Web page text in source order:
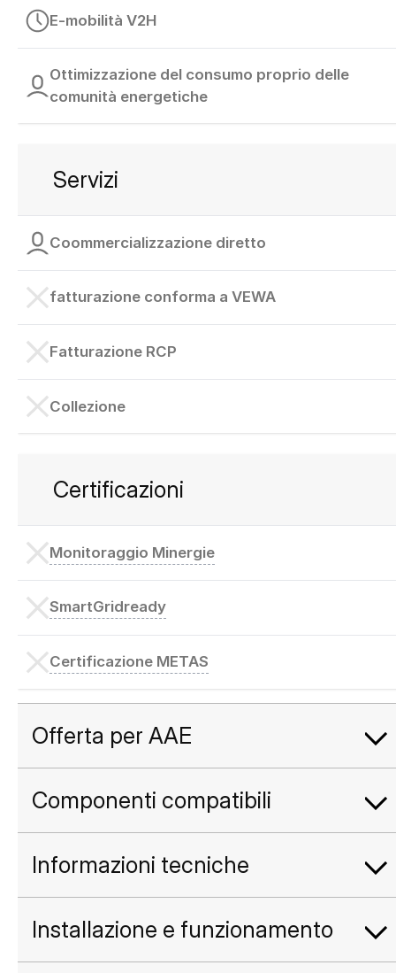
E-mobilità V2H
Ottimizzazione del consumo proprio delle
comunità energetiche
Servizi
Coommercializzazione diretto
fatturazione conforma a VEWA
Fatturazione RCP
Collezione
Certificazioni
Monitoraggio Minergie
SmartGridready
Certificazione METAS
Offerta per AAE
Componenti compatibili
Informazioni tecniche
Installazione e funzionamento